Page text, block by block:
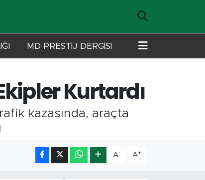
MD PRESTİJ DERGİSİ
Kurtardı
kazasında, araçta
A- A+